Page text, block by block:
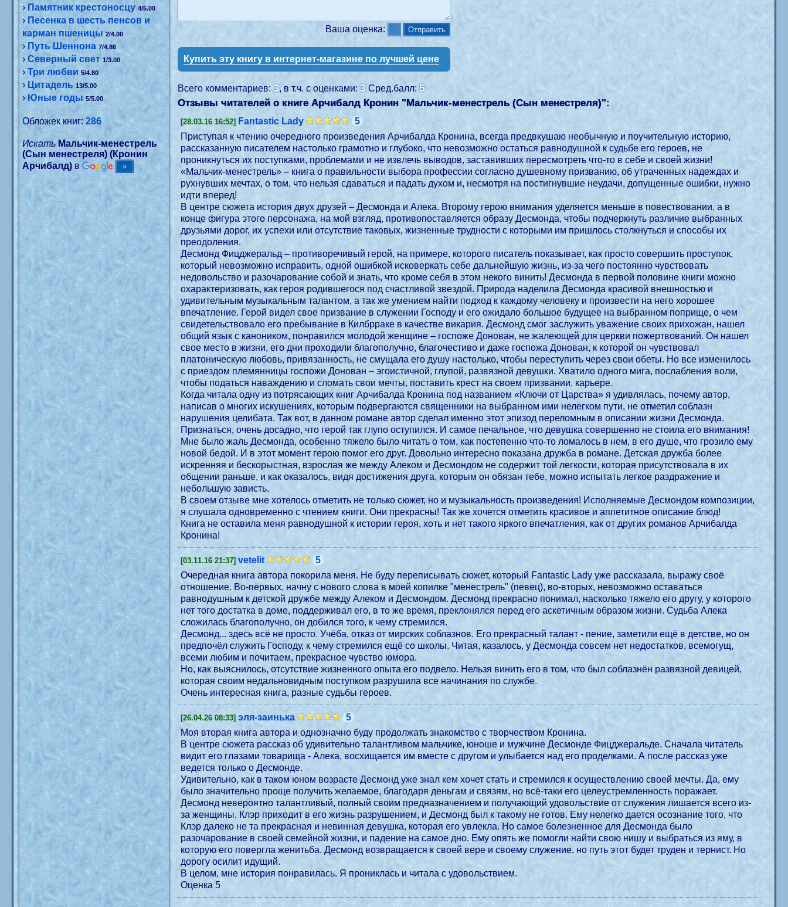
›Памятник крестоносцу 4/5.00
›Песенка в шесть пенсов и
карман пшеницы 2/4.00
›Путь Шеннона 7/4.86
›Северный свет 1/3.00
›Три любви 5/4.80
›Цитадель 13/5.00
›Юные годы 5/5.00
Обложек книг:286
Искать Мальчик-менестрель
(Сын менестреля) (Кронин
Арчибалд) в
Ваша оценка:
Купить эту книгу в интернет-магазине по лучшей цене
Всего комментариев:3, в т.ч. с оценками:3Сред.балл:5
Отзывы читателей о книге Арчибалд Кронин "Мальчик-менестрель (Сын менестреля)":
[28.03.16 16:52] Fantastic Lady
5
Приступая к чтению очередного произведения Арчибалда Кронина, всегда предвкушаю необычную и поучительную историю,
рассказанную писателем настолько грамотно и глубоко, что невозможно остаться равнодушной к судьбе его героев, не
проникнуться их поступками, проблемами и не извлечь выводов, заставивших пересмотреть что-то в себе и своей жизни!
«Мальчик-менестрель» – книга о правильности выбора профессии согласно душевному призванию, об утраченных надеждах и
рухнувших мечтах, о том, что нельзя сдаваться и падать духом и, несмотря на постигнувшие неудачи, допущенные ошибки, нужно
идти вперед!
В центре сюжета история двух друзей – Десмонда и Алека. Второму герою внимания уделяется меньше в повествовании, а в
конце фигура этого персонажа, на мой взгляд, противопоставляется образу Десмонда, чтобы подчеркнуть различие выбранных
друзьями дорог, их успехи или отсутствие таковых, жизненные трудности с которыми им пришлось столкнуться и способы их
преодоления.
Десмонд Фицджеральд – противоречивый герой, на примере, которого писатель показывает, как просто совершить проступок,
который невозможно исправить, одной ошибкой исковеркать себе дальнейшую жизнь, из-за чего постоянно чувствовать
недовольство и разочарование собой и знать, что кроме себя в этом некого винить! Десмонда в первой половине книги можно
охарактеризовать, как героя родившегося под счастливой звездой. Природа наделила Десмонда красивой внешностью и
удивительным музыкальным талантом, а так же умением найти подход к каждому человеку и произвести на него хорошее
впечатление. Герой видел свое призвание в служении Господу и его ожидало большое будущее на выбранном поприще, о чем
свидетельствовало его пребывание в Килбрраке в качестве викария. Десмонд смог заслужить уважение своих прихожан, нашел
общий язык с каноником, понравился молодой женщине – госпоже Донован, не жалеющей для церкви пожертвований. Он нашел
свое место в жизни, его дни проходили благополучно, благочестиво и даже госпожа Донован, к которой он чувствовал
платоническую любовь, привязанность, не смущала его душу настолько, чтобы переступить через свои обеты. Но все изменилось
с приездом племянницы госпожи Донован – эгоистичной, глупой, развязной девушки. Хватило одного мига, послабления воли,
чтобы податься наваждению и сломать свои мечты, поставить крест на своем призвании, карьере.
Когда читала одну из потрясающих книг Арчибалда Кронина под названием «Ключи от Царства» я удивлялась, почему автор,
написав о многих искушениях, которым подвергаются священники на выбранном ими нелегком пути, не отметил соблазн
нарушения целибата. Так вот, в данном романе автор сделал именно этот эпизод переломным в описании жизни Десмонда.
Признаться, очень досадно, что герой так глупо оступился. И самое печальное, что девушка совершенно не стоила его внимания!
Мне было жаль Десмонда, особенно тяжело было читать о том, как постепенно что-то ломалось в нем, в его душе, что грозило ему
новой бедой. И в этот момент герою помог его друг. Довольно интересно показана дружба в романе. Детская дружба более
искренняя и бескорыстная, взрослая же между Алеком и Десмондом не содержит той легкости, которая присутствовала в их
общении раньше, и как оказалось, видя достижения друга, которым он обязан тебе, можно испытать легкое раздражение и
небольшую зависть.
В своем отзыве мне хотелось отметить не только сюжет, но и музыкальность произведения! Исполняемые Десмондом композиции,
я слушала одновременно с чтением книги. Они прекрасны! Так же хочется отметить красивое и аппетитное описание блюд!
Книга не оставила меня равнодушной к истории героя, хоть и нет такого яркого впечатления, как от других романов Арчибалда
Кронина!
[03.11.16 21:37] vetelit
5
Очередная книга автора покорила меня. Не буду переписывать сюжет, который Fantastic Lady уже рассказала, выражу своё
отношение. Во-первых, начну с нового слова в моей копилке "менестрель" (певец), во-вторых, невозможно оставаться
равнодушным к детской дружбе между Алеком и Десмондом. Десмонд прекрасно понимал, насколько тяжело его другу, у которого
нет того достатка в доме, поддерживал его, в то же время, преклонялся перед его аскетичным образом жизни. Судьба Алека
сложилась благополучно, он добился того, к чему стремился.
Десмонд... здесь всё не просто. Учёба, отказ от мирских соблазнов. Его прекрасный талант - пение, заметили ещё в детстве, но он
предпочёл служить Господу, к чему стремился ещё со школы. Читая, казалось, у Десмонда совсем нет недостатков, всемогущ,
всеми любим и почитаем, прекрасное чувство юмора.
Но, как выяснилось, отсутствие жизненного опыта его подвело. Нельзя винить его в том, что был соблазнён развязной девицей,
которая своим недальновидным поступком разрушила все начинания по службе.
Очень интересная книга, разные судьбы героев.
[26.04.26 08:33] эля-заинька
5
Моя вторая книга автора и однозначно буду продолжать знакомство с творчеством Кронина.
В центре сюжета рассказ об удивительно талантливом мальчике, юноше и мужчине Десмонде Фицджеральде. Сначала читатель
видит его глазами товарища - Алека, восхищается им вместе с другом и улыбается над его проделками. А после рассказ уже
ведется только о Десмонде.
Удивительно, как в таком юном возрасте Десмонд уже знал кем хочет стать и стремился к осуществлению своей мечты. Да, ему
было значительно проще получить желаемое, благодаря деньгам и связям, но всё-таки его целеустремленность поражает.
Десмонд невероятно талантливый, полный своим предназначением и получающий удовольствие от служения лишается всего из-
за женщины. Клэр приходит в его жизнь разрушением, и Десмонд был к такому не готов. Ему нелегко дается осознание того, что
Клэр далеко не та прекрасная и невинная девушка, которая его увлекла. Но самое болезненное для Десмонда было
разочарование в своей семейной жизни, и падение на самое дно. Ему опять же помогли найти свою нишу и выбраться из яму, в
которую его повергла женитьба. Десмонд возвращается к своей вере и своему служение, но путь этот будет труден и тернист. Но
дорогу осилит идущий.
В целом, мне история понравилась. Я прониклась и читала с удовольствием.
Оценка 5